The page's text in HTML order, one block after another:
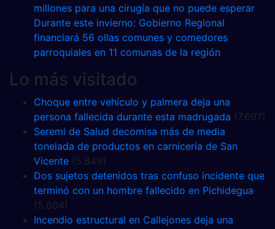
millones para una cirugía que no puede esperar
Durante este invierno: Gobierno Regional
financiará 56 ollas comunes y comedores
parroquiales en 11 comunas de la región
Lo más visitado
Choque entre vehículo y palmera deja una
persona fallecida durante esta madrugada (7.697)
Seremi de Salud decomisa más de media
tonelada de productos en carnicería de San
Vicente (5.849)
Dos sujetos detenidos tras confuso incidente que
terminó con un hombre fallecido en Pichidegua
(5.604)
Incendio estructural en Callejones deja una